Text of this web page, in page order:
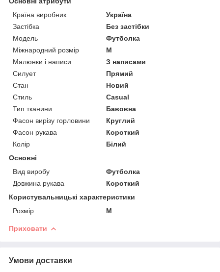
Країна виробник
Україна
Застібка
Без застібки
Модель
Футболка
Міжнародний розмір
M
Малюнки і написи
З написами
Силует
Прямий
Стан
Новий
Стиль
Casual
Тип тканини
Бавовна
Фасон вирізу горловини
Круглий
Фасон рукава
Короткий
Колір
Білий
Основні
Вид виробу
Футболка
Довжина рукава
Короткий
Користувальницькі характеристики
Розмір
M
Приховати
Умови доставки